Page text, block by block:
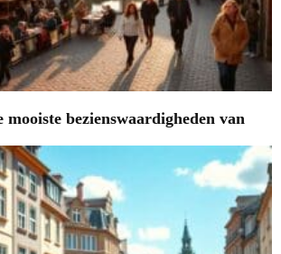
mooiste bezienswaardigheden van